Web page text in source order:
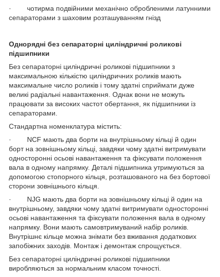
· чотирма подвійними механічно обробленими латунними
сепараторами з шаховим розташуванням гнізд
Однорядні без сепараторні циліндричні роликові
підшипники
Без сепараторні циліндричні роликові підшипники з
максимальною кількістю циліндричних роликів мають
максимальне число роликів і тому здатні сприймати дуже
великі радіальні навантаження. Однак вони не можуть
працювати за високих частот обертання, як підшипники із
сепараторами.
Стандартна номенклатура містить:
· NCF мають два борти на внутрішньому кільці й один
борт на зовнішньому кільці, завдяки чому здатні витримувати
односторонні осьові навантаження та фіксувати положення
вала в одному напрямку. Деталі підшипника утримуються за
допомогою стопорного кільця, розташованого на без бортової
сторони зовнішнього кільця.
· NJG мають два борти на зовнішньому кільці й один на
внутрішньому, завдяки чому здатні витримувати односторонні
осьові навантаження та фіксувати положення вала в одному
напрямку. Вони мають самовтримуваний набір роликів.
Внутрішнє кільце можна знімати без вживання додаткових
запобіжних заходів. Монтаж і демонтаж спрощується.
Без сепараторні циліндричні роликові підшипники
виробляються за нормальним класом точності.